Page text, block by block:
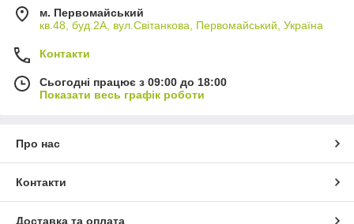
м. Первомайський
кв.48, буд.2А, вул.Світанкова, Первомайський, Україна
Контакти
Сьогодні працює з 09:00 до 18:00
Показати весь графік роботи
Про нас
Контакти
Доставка та оплата